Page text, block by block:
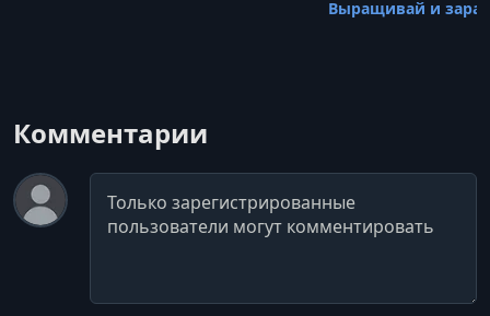
Выращивай и
Комментарии
Комментарий